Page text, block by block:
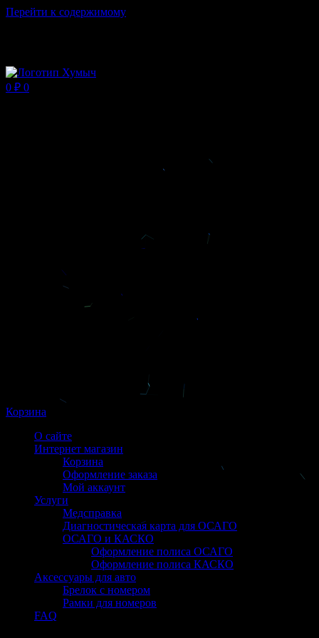
Перейти к содержимому
0 ₽ 0
Корзина
О сайте
Интернет магазин
Корзина
Оформление заказа
Мой аккаунт
Услуги
Медсправка
Диагностическая карта для ОСАГО
ОСАГО и КАСКО
Оформление полиса ОСАГО
Оформление полиса КАСКО
Аксессуары для авто
Брелок с номером
Рамки для номеров
FAQ